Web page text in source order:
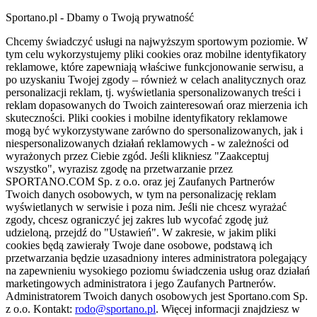
Sportano.pl - Dbamy o Twoją prywatność
Chcemy świadczyć usługi na najwyższym sportowym poziomie. W
tym celu wykorzystujemy pliki cookies oraz mobilne identyfikatory
reklamowe, które zapewniają właściwe funkcjonowanie serwisu, a
po uzyskaniu Twojej zgody – również w celach analitycznych oraz
personalizacji reklam, tj. wyświetlania spersonalizowanych treści i
reklam dopasowanych do Twoich zainteresowań oraz mierzenia ich
skuteczności. Pliki cookies i mobilne identyfikatory reklamowe
mogą być wykorzystywane zarówno do spersonalizowanych, jak i
niespersonalizowanych działań reklamowych - w zależności od
wyrażonych przez Ciebie zgód. Jeśli klikniesz "Zaakceptuj
wszystko", wyrazisz zgodę na przetwarzanie przez
SPORTANO.COM Sp. z o.o. oraz jej Zaufanych Partnerów
Twoich danych osobowych, w tym na personalizację reklam
wyświetlanych w serwisie i poza nim. Jeśli nie chcesz wyrażać
zgody, chcesz ograniczyć jej zakres lub wycofać zgodę już
udzieloną, przejdź do "Ustawień". W zakresie, w jakim pliki
cookies będą zawierały Twoje dane osobowe, podstawą ich
przetwarzania będzie uzasadniony interes administratora polegający
na zapewnieniu wysokiego poziomu świadczenia usług oraz działań
marketingowych administratora i jego Zaufanych Partnerów.
Administratorem Twoich danych osobowych jest Sportano.com Sp.
z o.o. Kontakt: rodo@sportano.pl. Więcej informacji znajdziesz w